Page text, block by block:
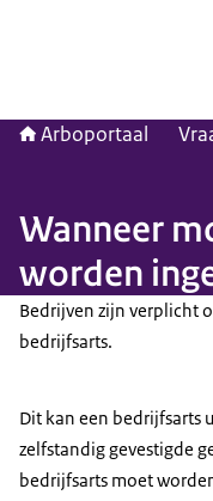
Arboportaal
Wanneer
worden
Bedrijven zijn verplicht
bedrijfsarts.
Dit kan een bedrijfsarts
zelfstandig gevestigde
bedrijfsarts moet